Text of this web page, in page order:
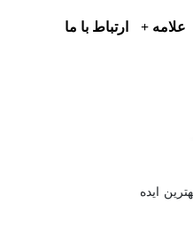
علامه + ارتباط با ما
ایده